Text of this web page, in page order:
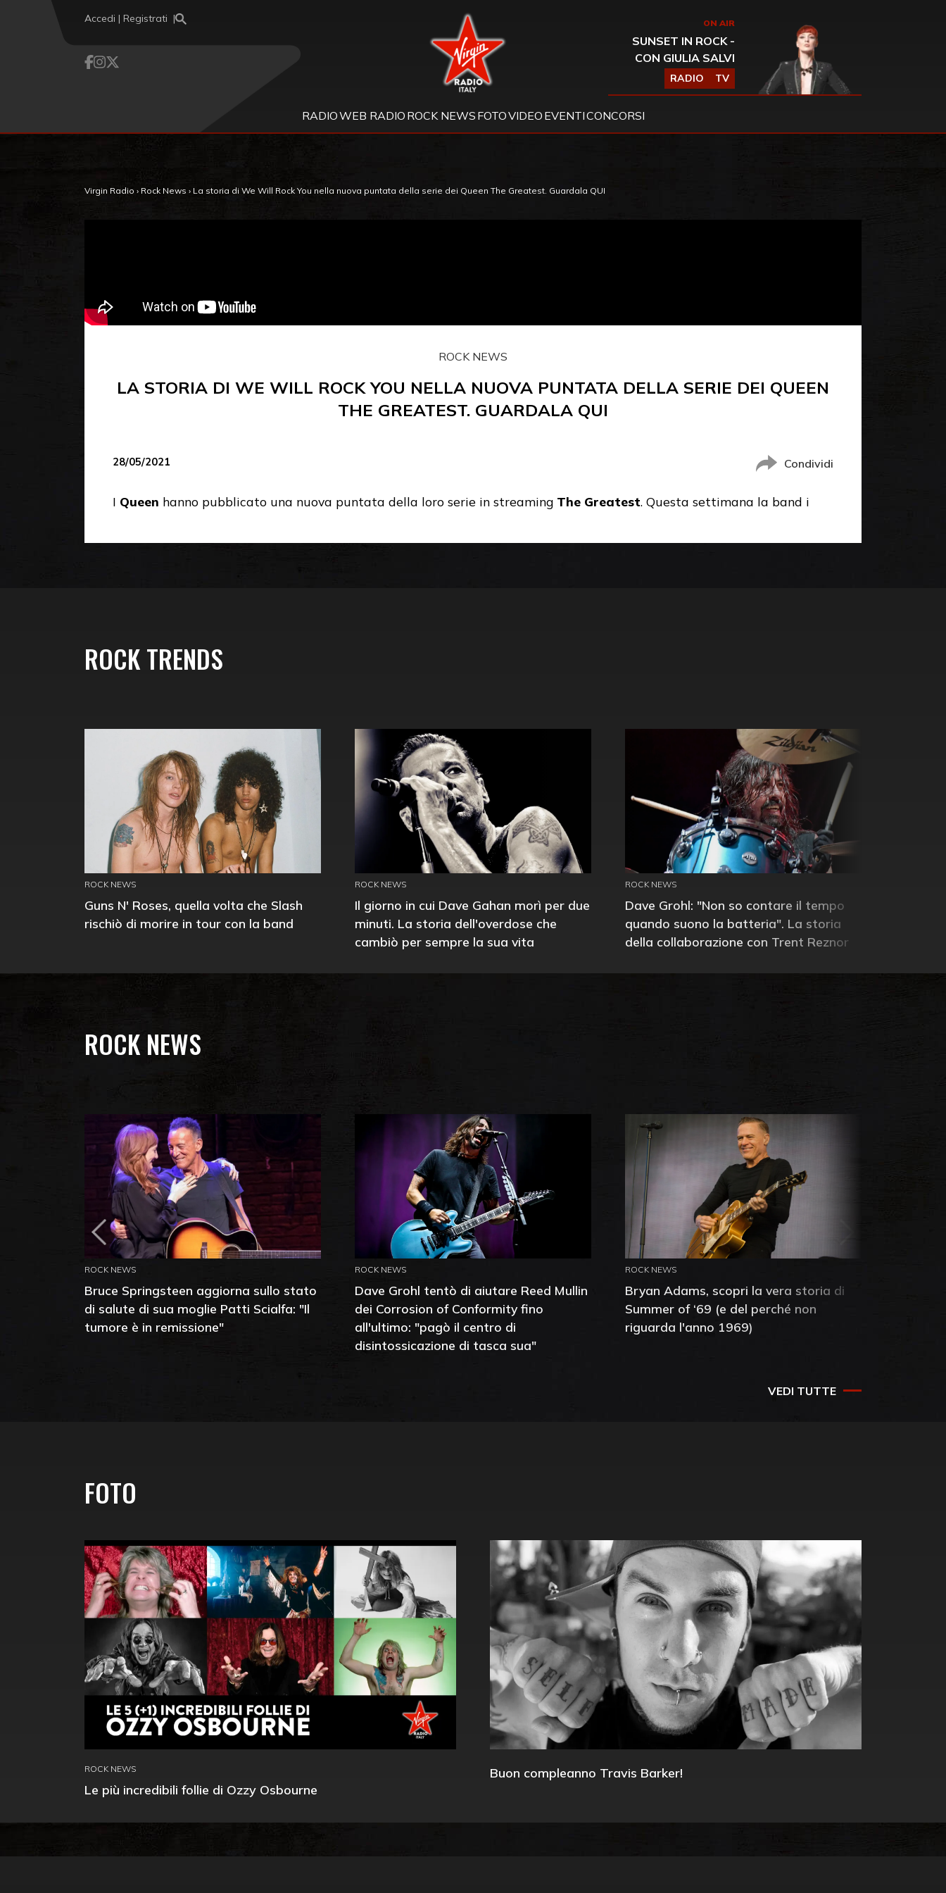
Accedi | Registrati Virgin Radio ON AIR
SUNSET IN ROCK -
CON GIULIA SALVI
RADIO TV
RADIOWEB RADIO ROCK NEWS FOTOVIDEO EVENTICONCORSI
Virgin Radio › Rock News › La storia di We Will Rock You nella nuova puntata della serie dei Queen The Greatest. Guardala QUI
ROCK NEWS
LA STORIA DI WE WILL ROCK YOU NELLA NUOVA PUNTATA DELLA SERIE DEI QUEEN
THE GREATEST. GUARDALA QUI
28/05/2021 Condividi
I Queen hanno pubblicato una nuova puntata della loro serie in streaming The Greatest. Questa settimana la band i
ROCK TRENDS
ROCK NEWS
Guns N' Roses, quella volta che Slash
rischiò di morire in tour con la band
ROCK NEWS
Il giorno in cui Dave Gahan morì per due
minuti. La storia dell'overdose che
cambiò per sempre la sua vita
ROCK NEWS
Dave Grohl: "Non so contare il tempo
quando suono la batteria". La storia
della collaborazione con Trent Reznor
ROCK NEWS
ROCK NEWS
Bruce Springsteen aggiorna sullo stato
di salute di sua moglie Patti Scialfa: "Il
tumore è in remissione"
ROCK NEWS
Dave Grohl tentò di aiutare Reed Mullin
dei Corrosion of Conformity fino
all'ultimo: "pagò il centro di
disintossicazione di tasca sua"
ROCK NEWS
Bryan Adams, scopri la vera storia di
Summer of ‘69 (e del perché non
riguarda l'anno 1969)
VEDI TUTTE
FOTO
ROCK NEWS
Le più incredibili follie di Ozzy Osbourne
Buon compleanno Travis Barker!